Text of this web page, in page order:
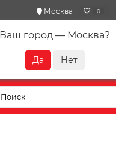
Москва
Ваш город — Москва?
0
+7(901) 417-10-01